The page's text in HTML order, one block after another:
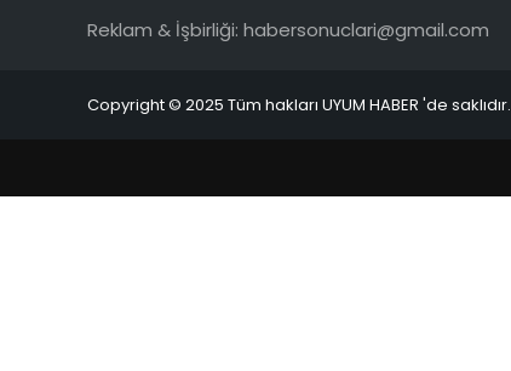
Reklam & İşbirliği: habersonuclari@gmail.com
Copyright © 2025 Tüm hakları UYUM HABER 'de saklıdır.